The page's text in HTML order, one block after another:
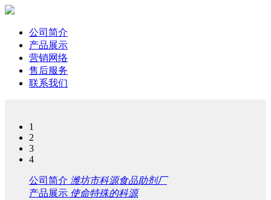
公司简介
产品展示
营销网络
售后服务
联系我们
1
2
3
4
公司简介 潍坊市科源食品助剂厂
产品展示 使命特殊的科源